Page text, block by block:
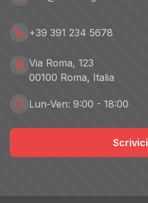
+39 391 234 5678
Via Roma, 123
00100 Roma, Italia
Lun-Ven: 9:00 - 18:00
Scrivici